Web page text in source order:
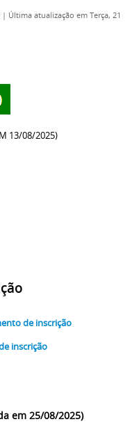
| Última atualização em Terça, 21
13/08/2025)
de inscrição
inscrição
em 25/08/2025)